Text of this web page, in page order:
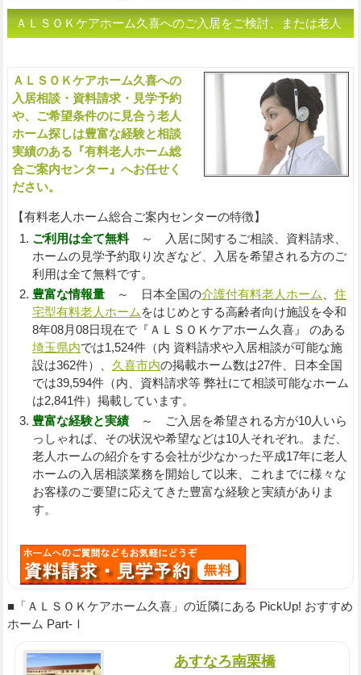
ＡＬＳＯＫケアホーム久喜へのご入居をご検討、または老人
ＡＬＳＯＫケアホーム久喜への
入居相談・資料請求・見学予約
や、ご希望条件のに見合う老人
ホーム探しは豊富な経験と相談
実績のある『有料老人ホーム総
合ご案内センター』へお任せく
ださい。
【有料老人ホーム総合ご案内センターの特徴】
ご利用は全て無料～ 入居に関するご相談、資料請求、
ホームの見学予約取り次ぎなど、入居を希望される方のご
利用は全て無料です。
豊富な情報量～ 日本全国の介護付有料老人ホーム
住
宅型有料老人ホーム をはじめとする高齢者向け施設を令和
8年08月08日現在で『ＡＬＳＯＫケアホーム久喜』 のある
埼玉県内では1,524件（内 資料請求や入居相談が可能な施
設は362件）、 久喜市内の掲載ホーム数は27件、日本全国
では39,594件（内、資料請求等 弊社にて相談可能なホーム
は2,841件）掲載しています。
豊富な経験と実績～ ご入居を希望される方が10人いら
っしゃれば、その状況や希望などは10人それぞれ。まだ、
老人ホームの紹介をする会社が少なかった平成17年に老人
ホームの入居相談業務を開始して以来、これまでに様々な
お客様のご要望に応えてきた豊富な経験と実績がありま
す。
■「ＡＬＳＯＫケアホーム久喜」の近隣にある PickUp! おすすめ
ホーム Part-Ⅰ
あすなろ南栗橋